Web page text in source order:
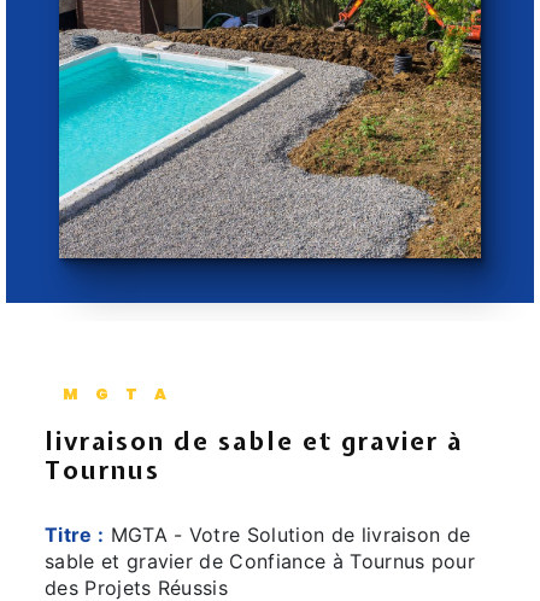
MGTA
livraison de sable et gravier à
Tournus
Titre : MGTA - Votre Solution de livraison de
sable et gravier de Confiance à Tournus pour
des Projets Réussis